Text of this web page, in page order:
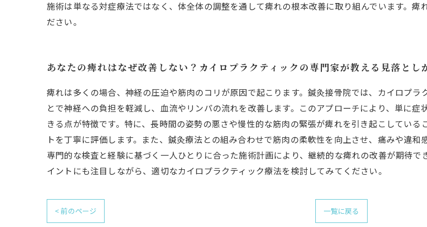
施術は単なる対症療法ではなく、体全体の調整を通して痺れの根本改善に取り組んでいます。痺
ださい。
あなたの痺れはなぜ改善しない？カイロプラクティックの専門家が教える見落とし
痺れは多くの場合、神経の圧迫や筋肉のコリが原因で起こります。鍼灸接骨院では、カイロプ
とで神経への負担を軽減し、血流やリンパの流れを改善します。このアプローチにより、単に
きる点が特徴です。特に、長時間の姿勢の悪さや慢性的な筋肉の緊張が痺れを引き起こしてい
トを丁寧に評価します。また、鍼灸療法との組み合わせで筋肉の柔軟性を向上させ、痛みや違和
専門的な検査と経験に基づく一人ひとりに合った施術計画により、継続的な痺れの改善が期待
イントにも注目しながら、適切なカイロプラクティック療法を検討してみてください。
< 前のページ 一覧に戻る